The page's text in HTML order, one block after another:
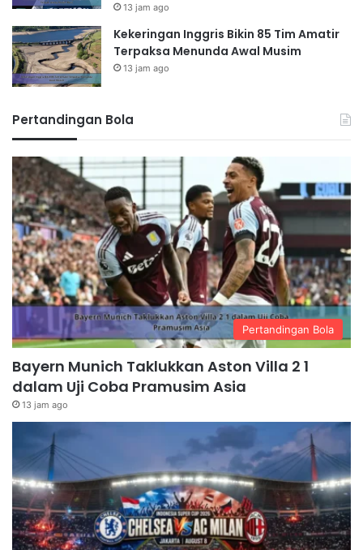
13 jam ago
Kekeringan Inggris Bikin 85 Tim Amatir
Terpaksa Menunda Awal Musim
13 jam ago
Pertandingan Bola
Pertandingan Bola
Bayern Munich Taklukkan Aston Villa 2 1
dalam Uji Coba Pramusim Asia
13 jam ago